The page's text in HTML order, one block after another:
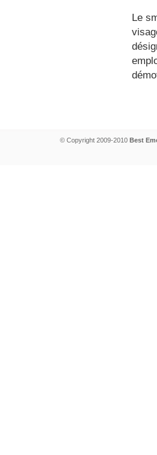
Le
© Copyright 2009-2010 Best